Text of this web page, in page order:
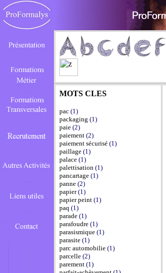
MOTS CLES
pac (1)
packaging (1)
paie (2)
paiement (2)
paiement sécurisé (1)
paillage (1)
palace (1)
palettisation (1)
pancartage (1)
panne (2)
papier(1)
papier peint (1)
paq (1)
parade (1)
parafoudre (1)
parasismique (1)
parasite (1)
parc automobilie (1)
parcelle (2)
parement (1)